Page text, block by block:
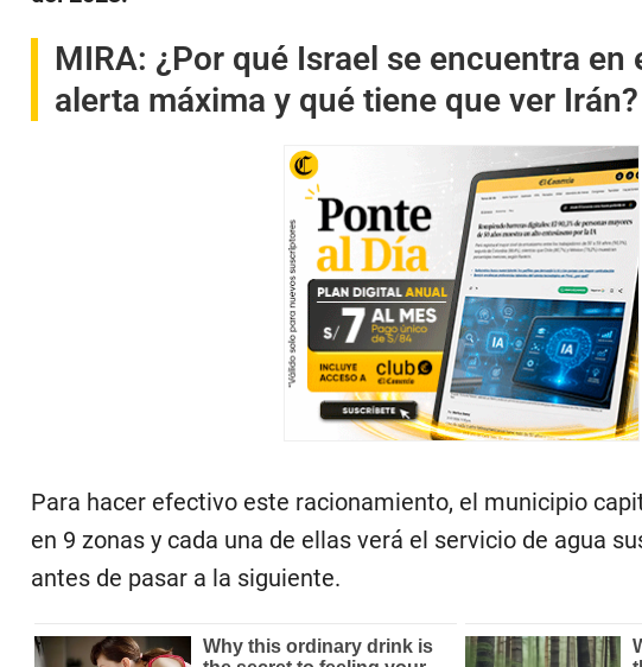
MIRA: ¿Por qué Israel se encuentra en
alerta máxima y qué tiene que ver Irán?
Para hacer efectivo este racionamiento, el municipio
en 9 zonas y cada una de ellas verá el servicio de agua
antes de pasar a la siguiente.